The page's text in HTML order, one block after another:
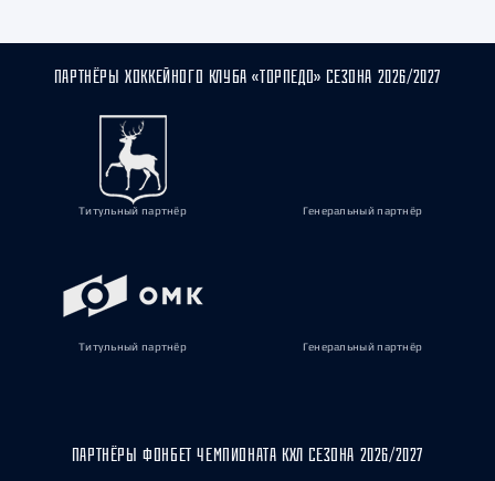
ПАРТНЁРЫ ХОККЕЙНОГО КЛУБА «ТОРПЕДО» СЕЗОНА 2026/2027
Титульный партнёр Генеральный партнёр
Титульный партнёр Генеральный партнёр
ПАРТНЁРЫ ФОНБЕТ ЧЕМПИОНАТА КХЛ СЕЗОНА 2026/2027